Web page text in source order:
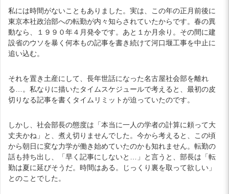
私には時間がないこともありました。実は、この年の正月前後に
東京本社政治部への転勤が内々知らされていたからです。春の異
動なら、１９９０年４月発令です。あと１か月余り。その間に建
設省のウソを暴く何本もの記事を書き続けて河口堰工事を中止に
追い込む。
それを置き土産にして、長年世話になった名古屋社会部を離れ
る…。私なりに描いたタイムスケジュールで考えると、最初の皮
切りなる記事を書くタイムリミットが迫っていたのです。
しかし、社会部長の態度は「本当に一人の学者の計算に頼って大
丈夫かね」と、煮え切りませんでした。今から考えると、この頃
から朝日に変な力学が働き始めていたのかも知れません。転勤の
話も持ち出し、「早く記事にしないと…」と言うと、部長は「転
勤は夏に延びそうだ。時間はある。じっくり裏を取って欲しい」
とのことでした。